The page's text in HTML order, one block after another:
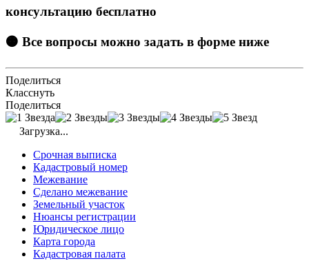
консультацию бесплатно
🟠 Все вопросы можно задать в форме ниже
Поделиться
Класснуть
Поделиться
Загрузка...
Срочная выписка
Кадастровый номер
Межевание
Сделано межевание
Земельный участок
Нюансы регистрации
Юридическое лицо
Карта города
Кадастровая палата